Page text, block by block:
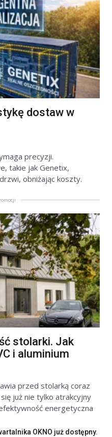
dostaw w
precyzji.
takie jak Genetix,
obniżając koszty.
stolarki. Jak
i aluminium
przed stolarką coraz
już nie tylko atrakcyjny
energetyczna
OKNO już dostępny.